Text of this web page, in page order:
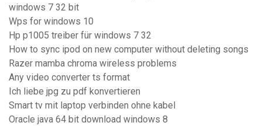
windows 7 32 bit
Wps for windows 10
Hp p1005 treiber für windows 7 32
How to sync ipod on new computer without deleting songs
Razer mamba chroma wireless problems
Any video converter ts format
Ich liebe jpg zu pdf konvertieren
Smart tv mit laptop verbinden ohne kabel
Oracle java 64 bit download windows 8